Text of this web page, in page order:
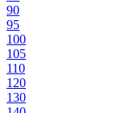
90
95
100
105
110
120
130